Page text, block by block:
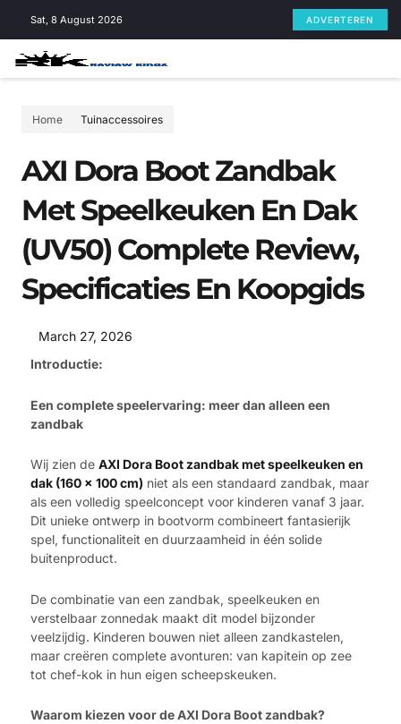
Sat, 8 August 2026 ADVERTEREN
Home Tuinaccessoires
AXI Dora Boot Zandbak
Met Speelkeuken En Dak
(UV50) Complete Review,
Specificaties En Koopgids
March 27, 2026
Introductie:
Een complete speelervaring: meer dan alleen een
zandbak
Wij zien de AXI Dora Boot zandbak met speelkeuken en
dak (160 x 100 cm) niet als een standaard zandbak, maar
als een volledig speelconcept voor kinderen vanaf 3 jaar.
Dit unieke ontwerp in bootvorm combineert fantasierijk
spel, functionaliteit en duurzaamheid in één solide
buitenproduct.
De combinatie van een zandbak, speelkeuken en
verstelbaar zonnedak maakt dit model bijzonder
veelzijdig. Kinderen bouwen niet alleen zandkastelen,
maar creëren complete avonturen: van kapitein op zee
tot chef-kok in hun eigen scheepskeuken.
Waarom kiezen voor de AXI Dora Boot zandbak?